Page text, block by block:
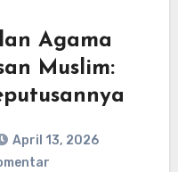
Agama
Muslim:
April 13, 2026